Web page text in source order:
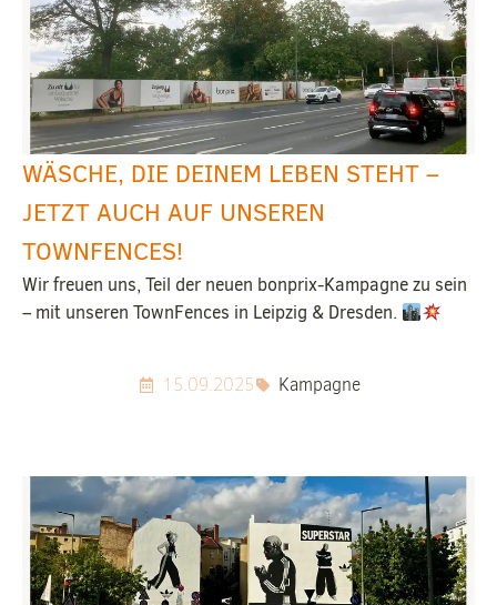
WÄSCHE, DIE DEINEM LEBEN STEHT –
JETZT AUCH AUF UNSEREN
TOWNFENCES!
Wir freuen uns, Teil der neuen bonprix-Kampagne zu sein
– mit unseren TownFences in Leipzig & Dresden.
15.09.2025 Kampagne